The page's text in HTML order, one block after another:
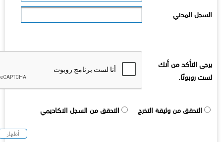
المدني
التأكد من أنك
روبوتًا.
التحقق من وثيقة التخرج التحقق من السجل الاكاديمي